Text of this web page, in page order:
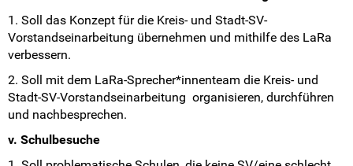
1. Soll das Konzept für die Kreis- und Stadt-SV-
Vorstandseinarbeitung übernehmen und mithilfe des LaRa
verbessern.
2. Soll mit dem LaRa-Sprecher*innenteam die Kreis- und
Stadt-SV-Vorstandseinarbeitung organisieren, durchführen
und nachbesprechen.
v. Schulbesuche